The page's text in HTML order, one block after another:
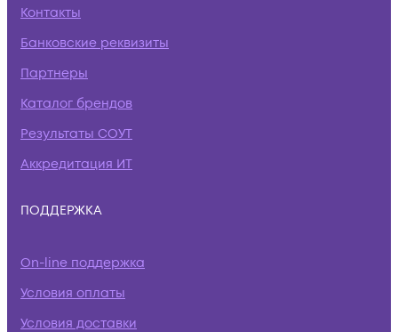
Контакты
Банковские реквизиты
Партнеры
Каталог брендов
Результаты СОУТ
Аккредитация ИТ
ПОДДЕРЖКА
On-line поддержка
Условия оплаты
Условия доставки